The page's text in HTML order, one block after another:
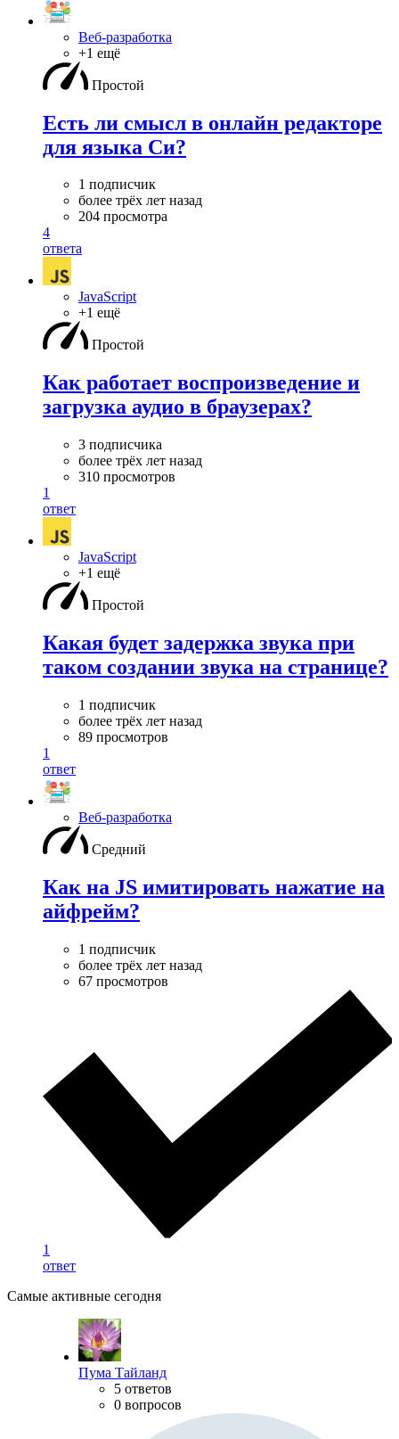
Веб-разработка
+1 ещё
Простой
Есть ли смысл в онлайн редакторе
для языка Си?
1 подписчик
более трёх лет назад
204 просмотра
4
ответа
JavaScript
+1 ещё
Простой
Как работает воспроизведение и
загрузка аудио в браузерах?
3 подписчика
более трёх лет назад
310 просмотров
1
ответ
JavaScript
+1 ещё
Простой
Какая будет задержка звука при
таком создании звука на странице?
1 подписчик
более трёх лет назад
89 просмотров
1
ответ
Веб-разработка
Средний
Как на JS имитировать нажатие на
айфрейм?
1 подписчик
более трёх лет назад
67 просмотров
1
ответ
Самые активные сегодня
Пума Тайланд
5 ответов
0 вопросов